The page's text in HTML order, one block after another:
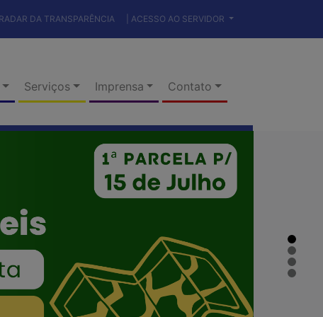
RADAR DA TRANSPARÊNCIA | ACESSO AO SERVIDOR
Serviços Imprensa Contato